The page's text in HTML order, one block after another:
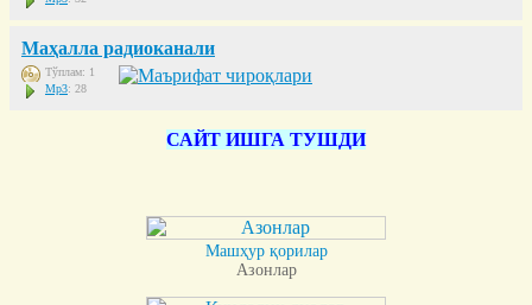
Маҳалла радиоканали
Тўплам: 1
Mp3: 28
САЙТ ИШГА ТУШДИ
Машҳур қорилар
Азонлар